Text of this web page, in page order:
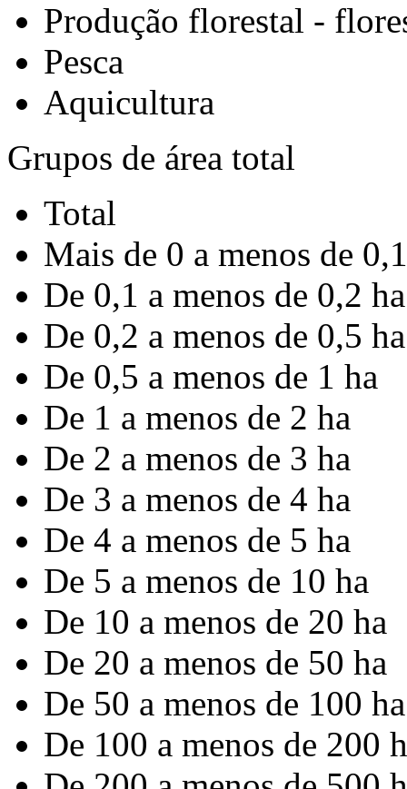
Produção florestal -
Pesca
Aquicultura
Grupos de área total
Total
Mais de 0 a menos de
De 0,1 a menos de 0,2 ha
De 0,2 a menos de 0,5 ha
De 0,5 a menos de 1 ha
De 1 a menos de 2 ha
De 2 a menos de 3 ha
De 3 a menos de 4 ha
De 4 a menos de 5 ha
De 5 a menos de 10 ha
De 10 a menos de 20 ha
De 20 a menos de 50 ha
De 50 a menos de 100 ha
De 100 a menos de 200